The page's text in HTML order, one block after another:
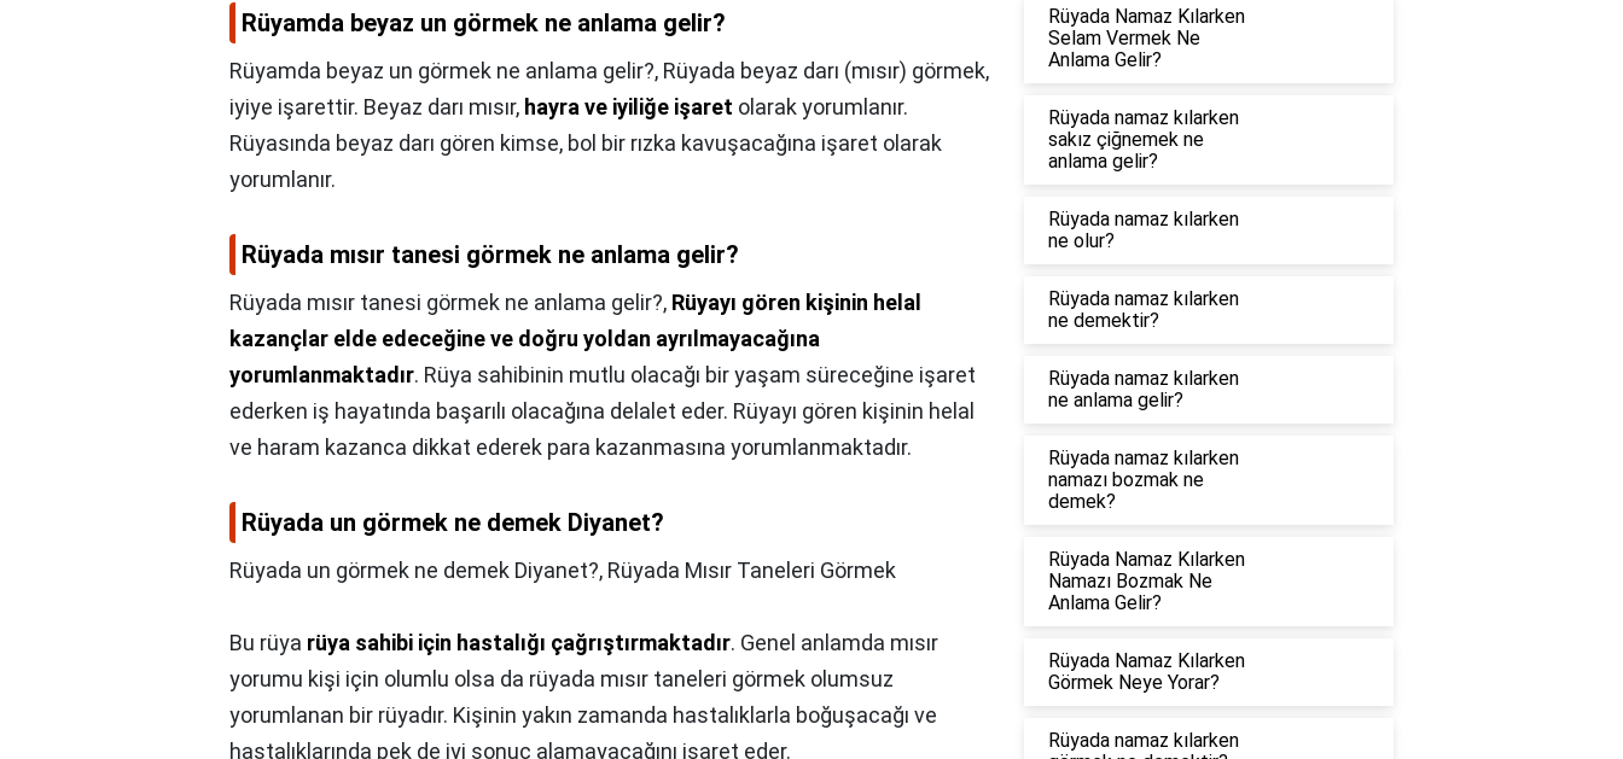
Rüyamda beyaz un görmek ne anlama gelir?
Rüyamda beyaz un görmek ne anlama gelir?, Rüyada beyaz darı (mısır) görmek,
iyiye işarettir. Beyaz darı mısır, hayra ve iyiliğe işaret olarak yorumlanır.
Rüyasında beyaz darı gören kimse, bol bir rızka kavuşacağına işaret olarak
yorumlanır.
Rüyada mısır tanesi görmek ne anlama gelir?
Rüyada mısır tanesi görmek ne anlama gelir?, Rüyayı gören kişinin helal
kazançlar elde edeceğine ve doğru yoldan ayrılmayacağına
yorumlanmaktadır. Rüya sahibinin mutlu olacağı bir yaşam süreceğine işaret
ederken iş hayatında başarılı olacağına delalet eder. Rüyayı gören kişinin helal
ve haram kazanca dikkat ederek para kazanmasına yorumlanmaktadır.
Rüyada un görmek ne demek Diyanet?
Rüyada un görmek ne demek Diyanet?, Rüyada Mısır Taneleri Görmek
Bu rüya rüya sahibi için hastalığı çağrıştırmaktadır. Genel anlamda mısır
yorumu kişi için olumlu olsa da rüyada mısır taneleri görmek olumsuz
yorumlanan bir rüyadır. Kişinin yakın zamanda hastalıklarla boğuşacağı ve
hastalıklarında pek de iyi sonuç alamayacağını işaret eder.
Rüyada Namaz Kılarken
Selam Vermek Ne
Anlama Gelir?
Rüyada namaz kılarken
sakız çiğnemek ne
anlama gelir?
Rüyada namaz kılarken
ne olur?
Rüyada namaz kılarken
ne demektir?
Rüyada namaz kılarken
ne anlama gelir?
Rüyada namaz kılarken
namazı bozmak ne
demek?
Rüyada Namaz Kılarken
Namazı Bozmak Ne
Anlama Gelir?
Rüyada Namaz Kılarken
Görmek Neye Yorar?
Rüyada namaz kılarken